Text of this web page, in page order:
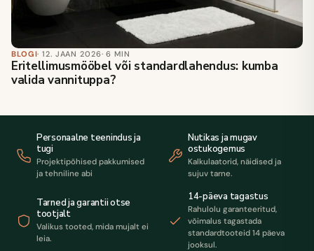
BLOGI· 12. JAAN 2026· 6 MIN
Eritellimusmööbel või standardlahendus: kumba
valida vannituppa?
Personaalne teenindus ja
tugi
Projektipõhised pakkumised
ja tehniline abi
Nutikas ja mugav
ostukogemus
Kalkulaatorid, näidised ja
sujuv tarne.
Tarned ja garantii otse
tootjalt
Valikus tooted, mida mujalt ei
leia.
14-päeva tagastus
Rahulolu garanteeritud,
võimalus tagastada
standardtooteid 14 päeva
jooksul.